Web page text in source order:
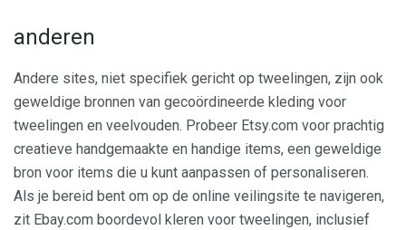
anderen
Andere sites, niet specifiek gericht op tweelingen, zijn ook
geweldige bronnen van gecoördineerde kleding voor
tweelingen en veelvouden. Probeer Etsy.com voor prachtig
creatieve handgemaakte en handige items, een geweldige
bron voor items die u kunt aanpassen of personaliseren.
Als je bereid bent om op de online veilingsite te navigeren,
zit Ebay.com boordevol kleren voor tweelingen, inclusief